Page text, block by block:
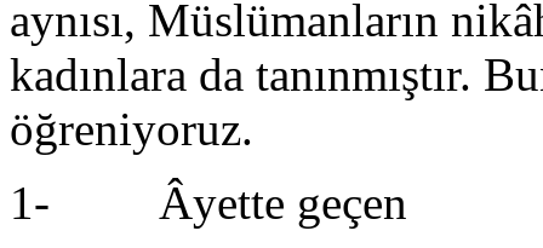
aynısı, Müslümanların
kadınlara da tanınmıştır.
öğreniyoruz.
1- Âyette geçen